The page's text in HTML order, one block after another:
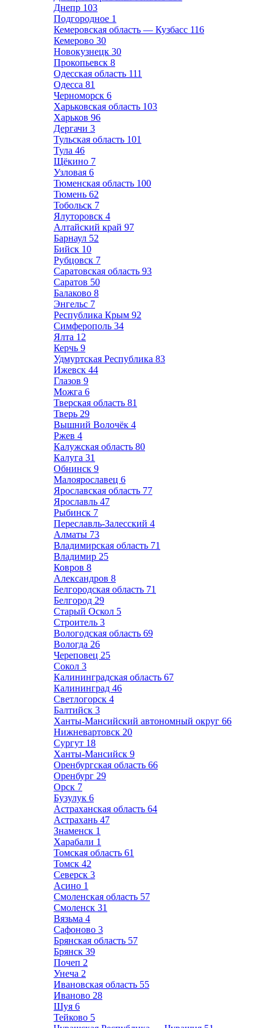
Днепр 103
Подгородное 1
Кемеровская область — Кузбасс 116
Кемерово 30
Новокузнецк 30
Прокопьевск 8
Одесская область 111
Одесса 81
Черноморск 6
Харьковская область 103
Харьков 96
Дергачи 3
Тульская область 101
Тула 46
Щёкино 7
Узловая 6
Тюменская область 100
Тюмень 62
Тобольск 7
Ялуторовск 4
Алтайский край 97
Барнаул 52
Бийск 10
Рубцовск 7
Саратовская область 93
Саратов 50
Балаково 8
Энгельс 7
Республика Крым 92
Симферополь 34
Ялта 12
Керчь 9
Удмуртская Республика 83
Ижевск 44
Глазов 9
Можга 6
Тверская область 81
Тверь 29
Вышний Волочёк 4
Ржев 4
Калужская область 80
Калуга 31
Обнинск 9
Малоярославец 6
Ярославская область 77
Ярославль 47
Рыбинск 7
Переславль-Залесский 4
Алматы 73
Владимирская область 71
Владимир 25
Ковров 8
Александров 8
Белгородская область 71
Белгород 29
Старый Оскол 5
Строитель 3
Вологодская область 69
Вологда 26
Череповец 25
Сокол 3
Калининградская область 67
Калининград 46
Светлогорск 4
Балтийск 3
Ханты-Мансийский автономный округ 66
Нижневартовск 20
Сургут 18
Ханты-Мансийск 9
Оренбургская область 66
Оренбург 29
Орск 7
Бузулук 6
Астраханская область 64
Астрахань 47
Знаменск 1
Харабали 1
Томская область 61
Томск 42
Северск 3
Асино 1
Смоленская область 57
Смоленск 31
Вязьма 4
Сафоново 3
Брянская область 57
Брянск 39
Почеп 2
Унеча 2
Ивановская область 55
Иваново 28
Шуя 6
Тейково 5